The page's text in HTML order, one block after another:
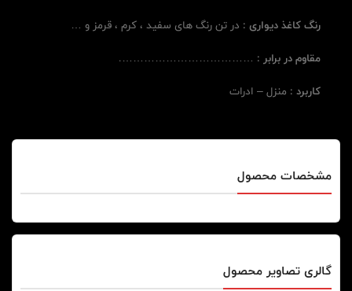
رنگ کاغذ دیواری : در تن رنگ های سفید ، کرم ، قرمز و …
مقاوم در برابر : ……………………………….
کاربرد : منزل – ادرات
مشخصات محصول
گالری تصاویر محصول